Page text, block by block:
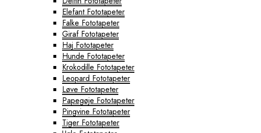
Elefant Fototapeter
Falke Fototapeter
Giraf Fototapeter
Haj Fototapeter
Hunde Fototapeter
Krokodille Fototapeter
Leopard Fototapeter
Løve Fototapeter
Papegøje Fototapeter
Pingvine Fototapeter
Tiger Fototapeter